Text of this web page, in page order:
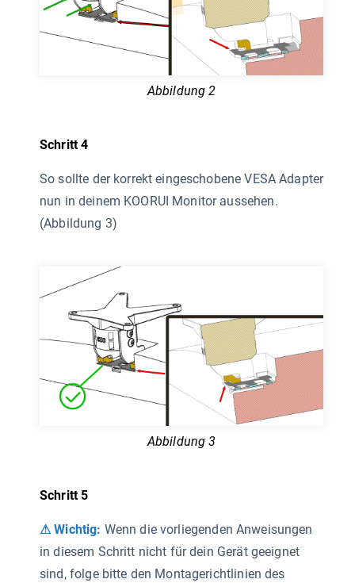
Abbildung 2
Schritt 4
So sollte der korrekt eingeschobene VESA Adapter
nun in deinem KOORUI Monitor aussehen.
(Abbildung 3)
Abbildung 3
Schritt 5
⚠ Wichtig: Wenn die vorliegenden Anweisungen
in diesem Schritt nicht für dein Gerät geeignet
sind, folge bitte den Montagerichtlinien des